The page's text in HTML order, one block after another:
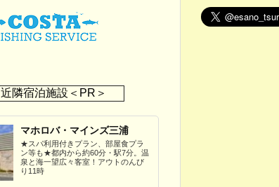
近隣宿泊施設＜PR＞
マホロバ・マインズ三浦
★スパ利用付きプラン、部屋食プラ
ン等も★都内から約60分・駅7分。温
泉と海一望広々客室！アウトのんび
り11時